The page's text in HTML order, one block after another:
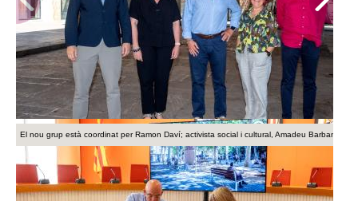
El nou grup està coordinat per Ramon Daví; activista social i cultural, Amadeu Barbany,